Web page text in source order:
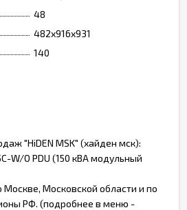
48
482х916х931
140
"HiDEN MSK" (хайден мск):
W/O PDU (150 кВА модульный
Московской области и по
РФ. (подробнее в меню -